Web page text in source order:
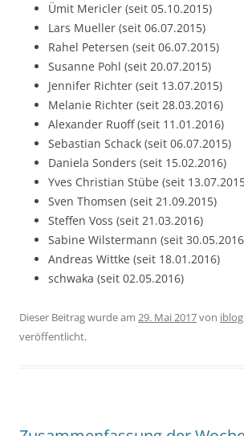
Ümit Mericler (seit 05.10.2015)
Lars Mueller (seit 06.07.2015)
Rahel Petersen (seit 06.07.2015)
Susanne Pohl (seit 20.07.2015)
Jennifer Richter (seit 13.07.2015)
Melanie Richter (seit 28.03.2016)
Alexander Ruoff (seit 11.01.2016)
Sebastian Schack (seit 06.07.2015)
Daniela Sonders (seit 15.02.2016)
Yves Christian Stübe (seit
Sven Thomsen (seit 21.09.2015)
Steffen Voss (seit 21.03.2016)
Sabine Wilstermann (seit
Andreas Wittke (seit 18.01.2016)
schwaka (seit 02.05.2016)
Dieser Beitrag wurde am 29. Mai 2017von
veröffentlicht.